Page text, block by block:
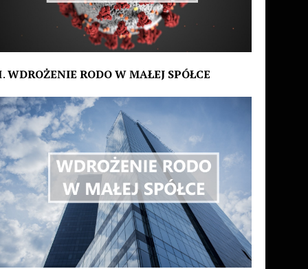
WDROŻENIE RODO W MAŁEJ SPÓŁCE